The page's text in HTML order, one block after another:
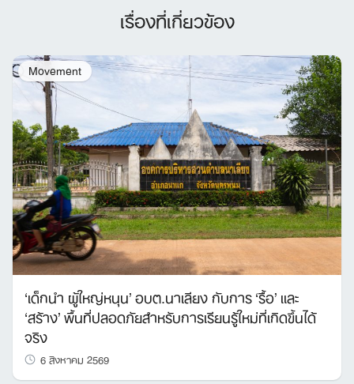
เรื่องที่เกี่ยวข้อง
Movement
‘เด็กนำ ผู้ใหญ่หนุน’ อบต.นาเลียง กับการ ‘รื้อ’ และ
‘สร้าง’ พื้นที่ปลอดภัยสำหรับการเรียนรู้ใหม่ที่เกิดขึ้นได้
จริง
6 สิงหาคม 2569